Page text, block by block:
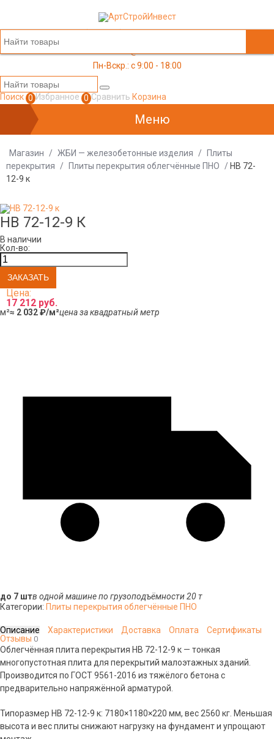
+7 (499) 117-03-05
Пн-Вскр.: c 9:00 - 18:00
Поиск 0 Избранное 0 Сравнить Корзина
Меню
Магазин / ЖБИ — железобетонные изделия /
Плиты
перекрытия
/ Плиты перекрытия облегчённые ПНО / НВ 72-
12-9 к
НВ 72-12-9 К
В наличии
Кол-во:
Цена:
17 212 руб.
м²≈ 2 032 ₽/м²цена за квадратный метр
до 7 штв одной машине по грузоподъёмности 20 т
Категории: Плиты перекрытия облегчённые ПНО
Описание Характеристики Доставка Оплата
Сертификаты
Отзывы 0
Облегчённая плита перекрытия НВ 72-12-9 к — тонкая
многопустотная плита для перекрытий малоэтажных зданий.
Производится по ГОСТ 9561-2016 из тяжёлого бетона с
предварительно напряжённой арматурой.
Типоразмер НВ 72-12-9 к: 7180×1180×220 мм, вес 2560 кг. Меньшая
высота и вес плиты снижают нагрузку на фундамент и упрощают